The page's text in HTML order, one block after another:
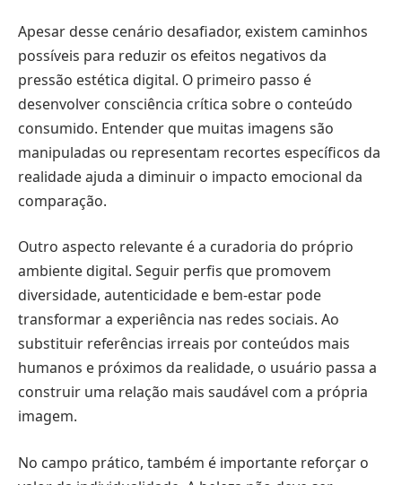
Apesar desse cenário desafiador, existem caminhos
possíveis para reduzir os efeitos negativos da
pressão estética digital. O primeiro passo é
desenvolver consciência crítica sobre o conteúdo
consumido. Entender que muitas imagens são
manipuladas ou representam recortes específicos da
realidade ajuda a diminuir o impacto emocional da
comparação.
Outro aspecto relevante é a curadoria do próprio
ambiente digital. Seguir perfis que promovem
diversidade, autenticidade e bem-estar pode
transformar a experiência nas redes sociais. Ao
substituir referências irreais por conteúdos mais
humanos e próximos da realidade, o usuário passa a
construir uma relação mais saudável com a própria
imagem.
No campo prático, também é importante reforçar o